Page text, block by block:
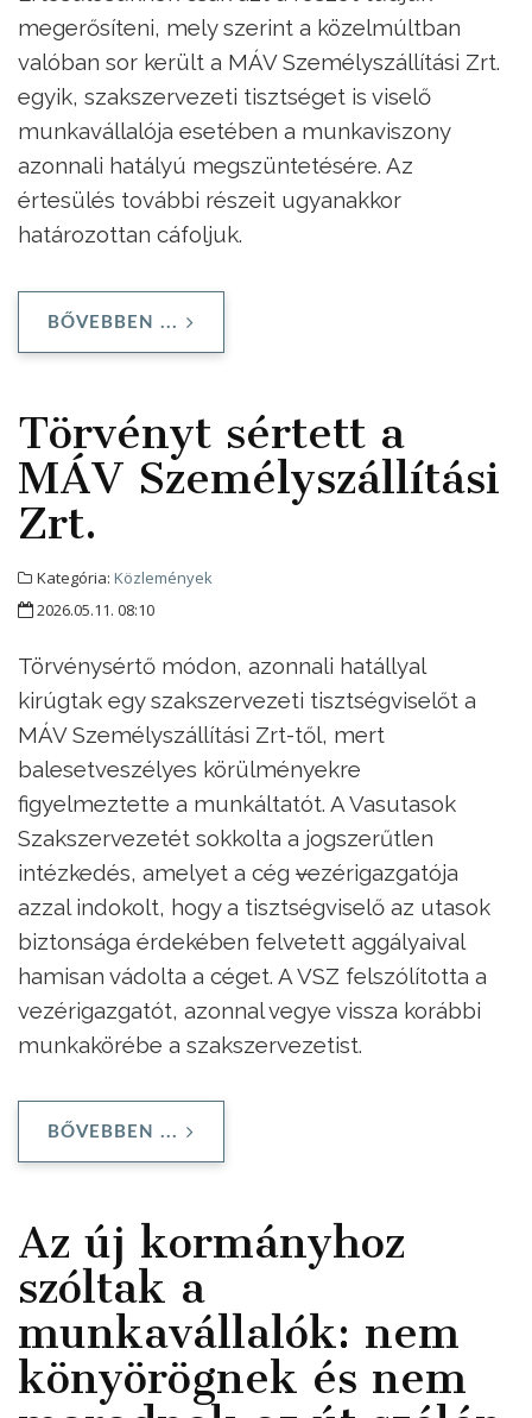
megerősíteni, mely szerint a közelmúltban
valóban sor került a MÁV Személyszállítási Zrt.
egyik, szakszervezeti tisztséget is viselő
munkavállalója esetében a munkaviszony
azonnali hatályú megszüntetésére. Az
értesülés további részeit ugyanakkor
határozottan cáfoljuk.
BŐVEBBEN ...
Törvényt sértett a
MÁV Személyszállítási
Zrt.
Kategória: Közlemények
2026.05.11. 08:10
Törvénysértő módon, azonnali hatállyal
kirúgtak egy szakszervezeti tisztségviselőt a
MÁV Személyszállítási Zrt-től, mert
balesetveszélyes körülményekre
figyelmeztette a munkáltatót. A Vasutasok
Szakszervezetét sokkolta a jogszerűtlen
intézkedés, amelyet a cég vezérigazgatója
azzal indokolt, hogy a tisztségviselő az utasok
biztonsága érdekében felvetett aggályaival
hamisan vádolta a céget. A VSZ felszólította a
vezérigazgatót, azonnal vegye vissza korábbi
munkakörébe a szakszervezetist.
BŐVEBBEN ...
Az új kormányhoz
szóltak a
munkavállalók: nem
könyörögnek és nem